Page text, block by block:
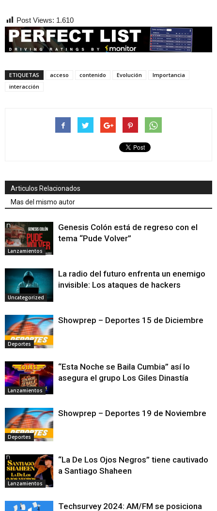
Post Views: 1.610
ETIQUETAS acceso contenido Evolución
Importancia
interacción
Articulos Relacionados
Mas del mismo autor
Lanzamientos
Genesis Colón está de regreso con el
tema “Pude Volver”
Uncategorized
La radio del futuro enfrenta un enemigo
invisible: Los ataques de hackers
Deportes
Showprep – Deportes 15 de Diciembre
Lanzamientos
“Esta Noche se Baila Cumbia” así lo
asegura el grupo Los Giles Dinastía
Deportes
Showprep – Deportes 19 de Noviembre
Lanzamientos
“La De Los Ojos Negros” tiene cautivado
a Santiago Shaheen
Techsurvey 2024: AM/FM se posiciona